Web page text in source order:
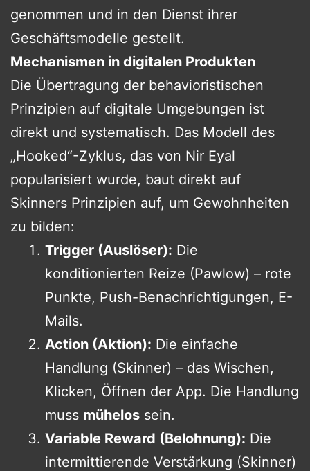
genommen und in den Dienst ihrer
Geschäftsmodelle gestellt.
Mechanismen in digitalen Produkten
Die Übertragung der behavioristischen
Prinzipien auf digitale Umgebungen ist
direkt und systematisch. Das Modell des
„Hooked“-Zyklus, das von Nir Eyal
popularisiert wurde, baut direkt auf
Skinners Prinzipien auf, um Gewohnheiten
zu bilden:
Trigger (Auslöser): Die
konditionierten Reize (Pawlow) – rote
Punkte, Push-Benachrichtigungen, E-
Mails.
Action (Aktion): Die einfache
Handlung (Skinner) – das Wischen,
Klicken, Öffnen der App. Die Handlung
muss mühelos sein.
Variable Reward (Belohnung): Die
intermittierende Verstärkung (Skinner)